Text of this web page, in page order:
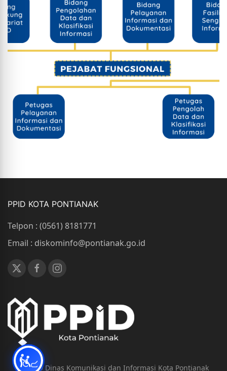
PPID KOTA PONTIANAK
Telpon : (0561) 8181771
Email : diskominfo@pontianak.go.id
© 2019 Dinas Komunikasi dan Informasi Kota Pontianak